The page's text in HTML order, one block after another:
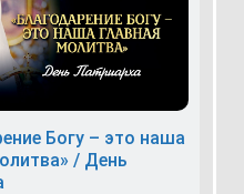
Богу – это наша
/ День